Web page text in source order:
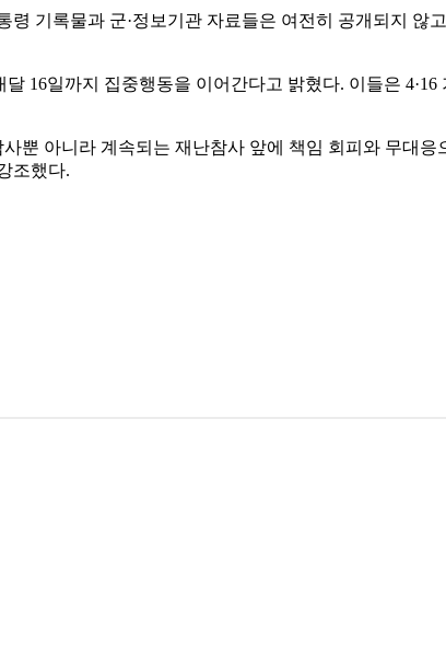
기록물과 군·정보기관 자료들은 여전히 공개되지 않
16일까지 집중행동을 이어간다고 밝혔다. 이들은
뿐 아니라 계속되는 재난참사 앞에 책임 회피와 무대
조했다.